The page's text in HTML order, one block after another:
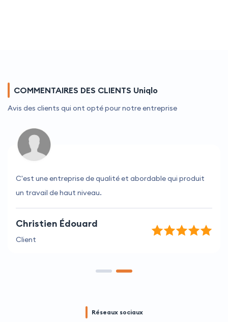
COMMENTAIRES DES CLIENTS Uniqlo
Avis des clients qui ont opté pour notre entreprise
C'est une entreprise de qualité et abordable qui produit
un travail de haut niveau.
Christien Édouard
Client
Réseaux sociaux